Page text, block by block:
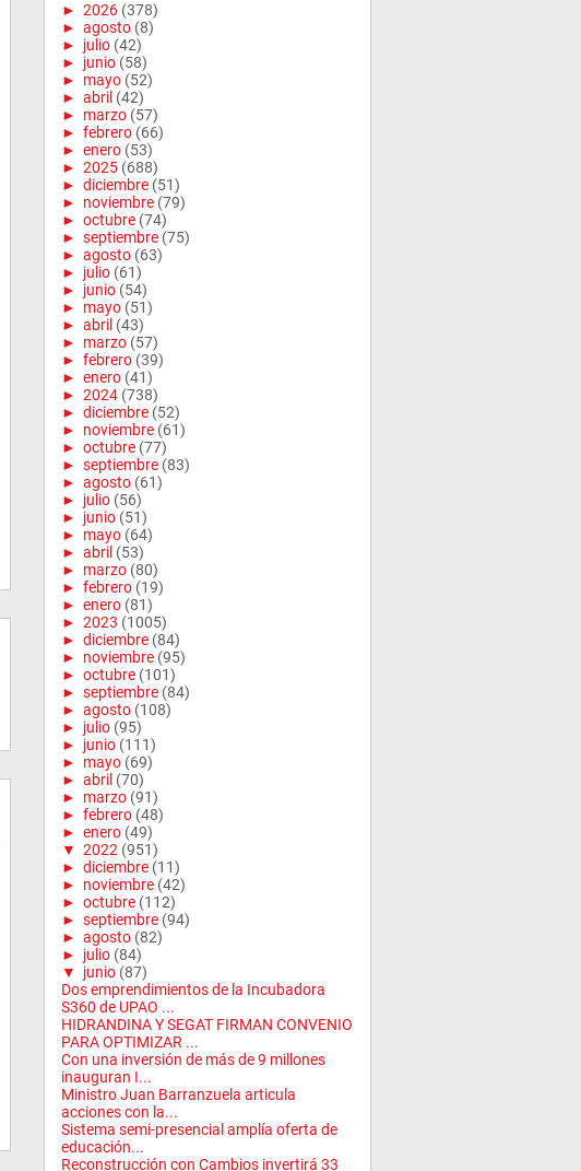
► 2026 (378)
► agosto (8)
► julio (42)
► junio (58)
► mayo (52)
► abril (42)
► marzo (57)
► febrero (66)
► enero (53)
► 2025 (688)
► diciembre (51)
► noviembre (79)
► octubre (74)
► septiembre (75)
► agosto (63)
► julio (61)
► junio (54)
► mayo (51)
► abril (43)
► marzo (57)
► febrero (39)
► enero (41)
► 2024 (738)
► diciembre (52)
► noviembre (61)
► octubre (77)
► septiembre (83)
► agosto (61)
► julio (56)
► junio (51)
► mayo (64)
► abril (53)
► marzo (80)
► febrero (19)
► enero (81)
► 2023 (1005)
► diciembre (84)
► noviembre (95)
► octubre (101)
► septiembre (84)
► agosto (108)
► julio (95)
► junio (111)
► mayo (69)
► abril (70)
► marzo (91)
► febrero (48)
► enero (49)
▼ 2022 (951)
► diciembre (11)
► noviembre (42)
► octubre (112)
► septiembre (94)
► agosto (82)
► julio (84)
▼
junio (87)
Dos emprendimientos de la Incubadora
S360 de UPAO ...
HIDRANDINA Y SEGAT FIRMAN CONVENIO
PARA OPTIMIZAR ...
Con una inversión de más de 9 millones
inauguran I...
Ministro Juan Barranzuela articula
acciones con la...
Sistema semi-presencial amplía oferta de
educación...
Reconstrucción con Cambios invertirá 33